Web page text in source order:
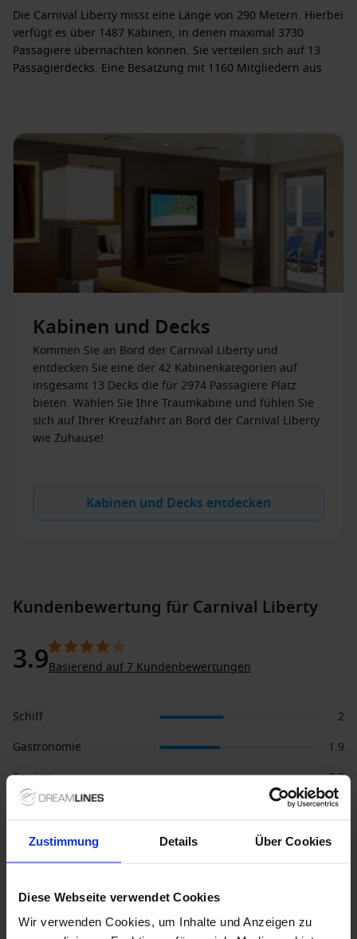
Zustimmung Details Über Cookies
Diese Webseite verwendet Cookies
Wir verwenden Cookies, um Inhalte und Anzeigen zu
Die Carnival Liberty misst eine Länge von 290 Metern. Hierbei
verfügt es über 1487 Kabinen, in denen maximal 3730
Passagiere übernachten können. Sie verteilen sich auf 13
Passagierdecks. Eine Besatzung mit 1160 Mitgliedern aus
Kreuzfahrtschiffs italienischer Nationalität. Auch wurde die
Carnival Liberty in der italienischen Stadt Civitavecchia im Juli
2005 getauft, sie operiert jedoch unter der Flagge Panamas.
UNVERGESSLICHE KREUZFAHRTEN IN DIE KARIBIK MIT DER
CARNIVAL LIBERTY
Mit der Carnival Liberty können Sie verschiedene
Kreuzfahrten in dieKaribik
unternehmen. Die Kreuzfahrten
starten und enden jeweils in Miami in Florida und sind
sieben Nächte lang. Mit dem vier-Sterne Schiff können Sie
unter anderem die Cayman Islands, Puerto Rico, Jamaika und
die Bahamas erkunden. Die Karibik bietet sich hervorragend
zum Schnorcheln und Tauchen an. Die Städte der Karibik
bieten eine entspannte Atmosphäre und laden zum
Verweilen ein.
Kabinen und Decks
Kommen Sie an Bord der Carnival Liberty und
entdecken Sie eine der 42 Kabinenkategorien auf
insgesamt 13 Decks die für 2974 Passagiere Platz
bieten. Wählen Sie Ihre Traumkabine und fühlen Sie
sich auf Ihrer Kreuzfahrt an Bord der Carnival Liberty
wie Zuhause!
Kabinen und Decks entdecken
Kundenbewertung für Carnival Liberty
3.9Basierend auf 7 Kundenbewertungen
Schiff
2
Gastronomie
1.9
Service
2.3
Entertainment
1.9
Ausflüge
1.9
Kabine
Sport